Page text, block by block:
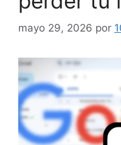
mayo 29, 2026 por